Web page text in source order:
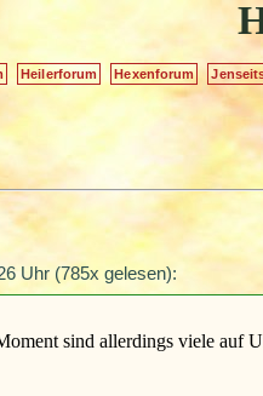
Heilerforum Hexenforum
Uhr (785x gelesen):
sind allerdings viele auf